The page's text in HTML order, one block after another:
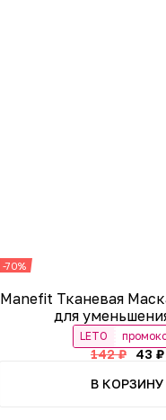
-70%
Manefit Тканевая
для
LETO
142 ₽
43 ₽
В КОРЗИНУ